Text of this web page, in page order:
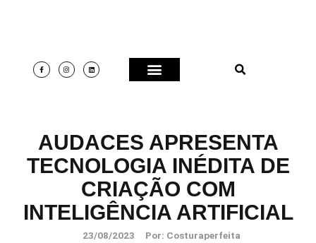
AUDACES APRESENTA
TECNOLOGIA INÉDITA DE
CRIAÇÃO COM
INTELIGÊNCIA ARTIFICIAL
23/08/2023 Por: Costuraperfeita